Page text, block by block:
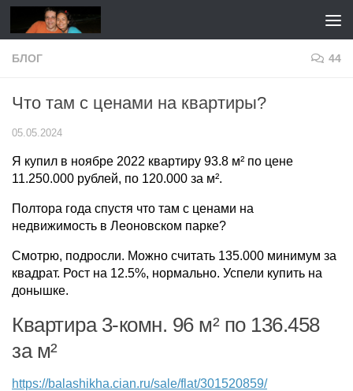
Перейти к содержимому
БЛОГ 44
Что там с ценами на квартиры?
05.05.2024
Я купил в ноябре 2022 квартиру 93.8 м² по цене
11.250.000 рублей, по 120.000 за м².
Полтора года спустя что там с ценами на
недвижимость в Леоновском парке?
Смотрю, подросли. Можно считать 135.000 минимум за
квадрат. Рост на 12.5%, нормально. Успели купить на
донышке.
Квартира 3-комн. 96 м² по 136.458
за м²
https://balashikha.cian.ru/sale/flat/301520859/